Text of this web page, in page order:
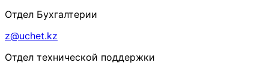
Отдел Бухгалтерии
z@uchet.kz
Отдел технической поддержки